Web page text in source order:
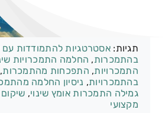
074-7361656
תגיות: אסטרטגיות להתמודדות עם
בהתמכרות, החלמה התמכרויות
התמכרויות, התפכחות מהתמכרות,
בהתמכרויות, ניסיון החלמה
גמילה התמכרות אומץ שינוי,
מקצועי